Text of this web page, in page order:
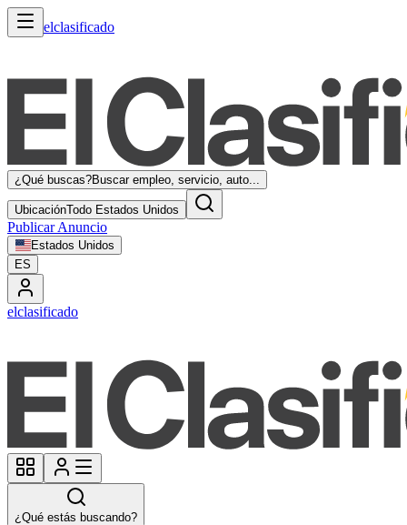
elclasificado
¿Qué buscas?Buscar empleo, servicio, auto...
UbicaciónTodo Estados Unidos
Publicar Anuncio
Estados Unidos
ES
elclasificado
¿Qué estás buscando?